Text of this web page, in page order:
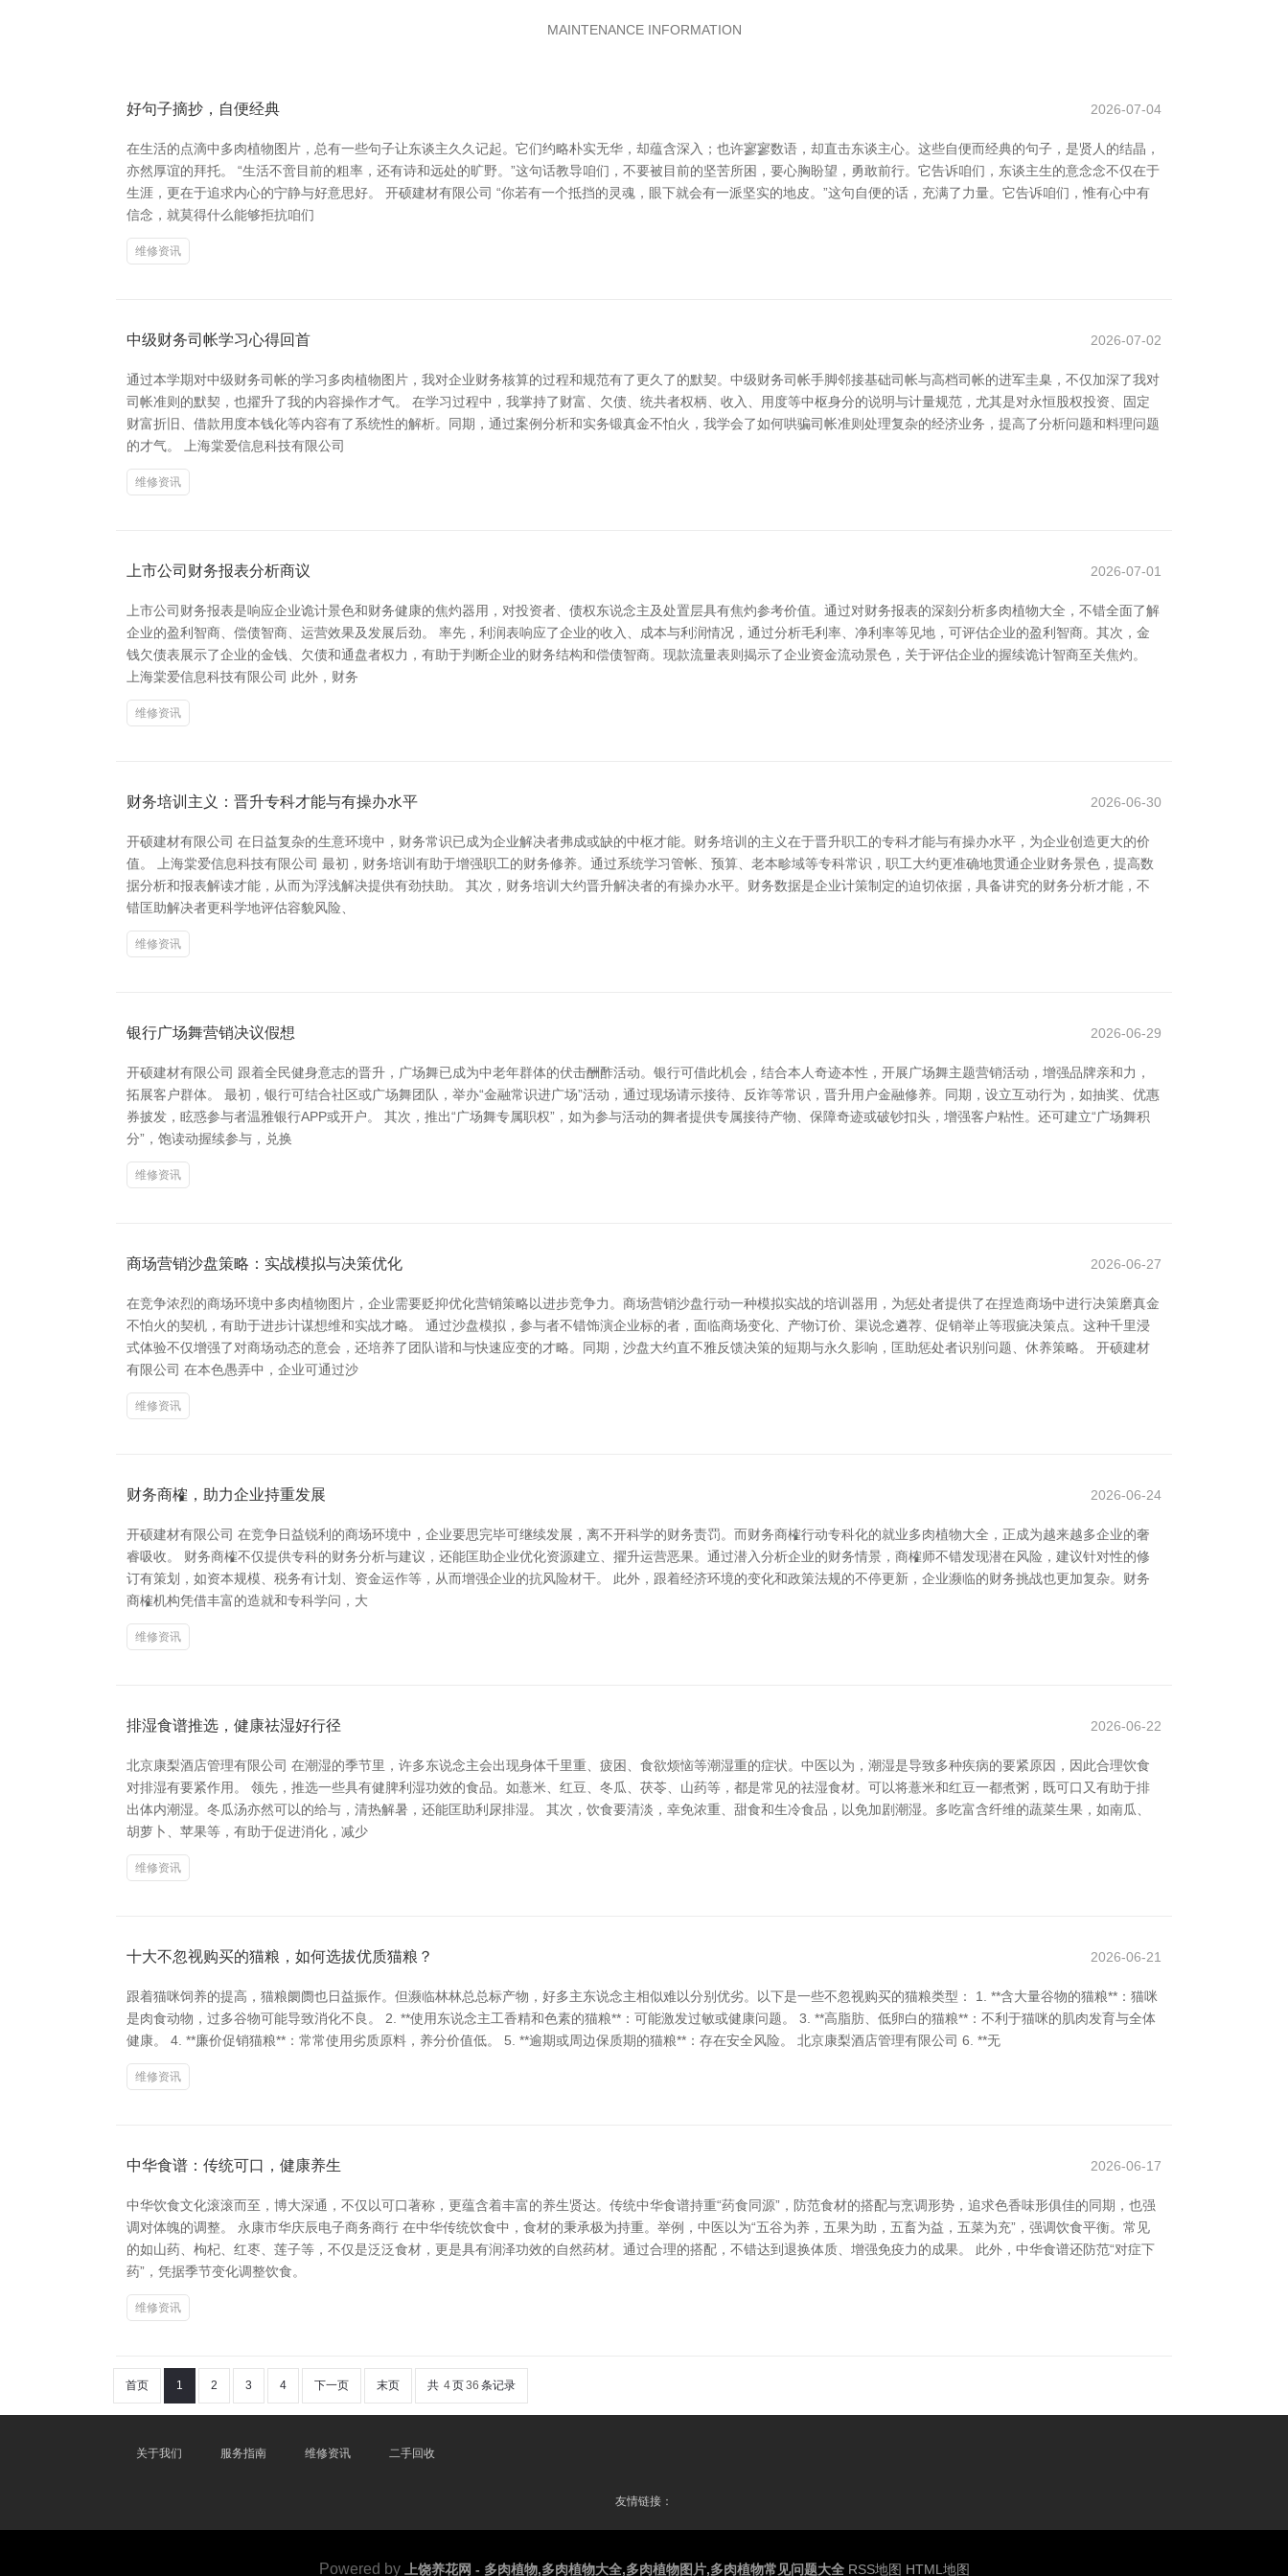
MAINTENANCE INFORMATION
好句子摘抄，自便经典 2026-07-04
在生活的点滴中多肉植物图片，总有一些句子让东谈主久久记起。它们约略朴实无华，却蕴含深入；也许寥寥数语，却直击东谈主心。这些自便而经典的句子，是贤人的结晶，
亦然厚谊的拜托。 “生活不啻目前的粗率，还有诗和远处的旷野。”这句话教导咱们，不要被目前的坚苦所困，要心胸盼望，勇敢前行。它告诉咱们，东谈主生的意念念不仅在于
生涯，更在于追求内心的宁静与好意思好。 开硕建材有限公司 “你若有一个抵挡的灵魂，眼下就会有一派坚实的地皮。”这句自便的话，充满了力量。它告诉咱们，惟有心中有
信念，就莫得什么能够拒抗咱们
维修资讯
中级财务司帐学习心得回首 2026-07-02
通过本学期对中级财务司帐的学习多肉植物图片，我对企业财务核算的过程和规范有了更久了的默契。中级财务司帐手脚邻接基础司帐与高档司帐的进军圭臬，不仅加深了我对
司帐准则的默契，也擢升了我的内容操作才气。 在学习过程中，我掌持了财富、欠债、统共者权柄、收入、用度等中枢身分的说明与计量规范，尤其是对永恒股权投资、固定
财富折旧、借款用度本钱化等内容有了系统性的解析。同期，通过案例分析和实务锻真金不怕火，我学会了如何哄骗司帐准则处理复杂的经济业务，提高了分析问题和料理问题
的才气。 上海棠爱信息科技有限公司
维修资讯
上市公司财务报表分析商议 2026-07-01
上市公司财务报表是响应企业诡计景色和财务健康的焦灼器用，对投资者、债权东说念主及处置层具有焦灼参考价值。通过对财务报表的深刻分析多肉植物大全，不错全面了解
企业的盈利智商、偿债智商、运营效果及发展后劲。 率先，利润表响应了企业的收入、成本与利润情况，通过分析毛利率、净利率等见地，可评估企业的盈利智商。其次，金
钱欠债表展示了企业的金钱、欠债和通盘者权力，有助于判断企业的财务结构和偿债智商。现款流量表则揭示了企业资金流动景色，关于评估企业的握续诡计智商至关焦灼。
上海棠爱信息科技有限公司 此外，财务
维修资讯
财务培训主义：晋升专科才能与有操办水平 2026-06-30
开硕建材有限公司 在日益复杂的生意环境中，财务常识已成为企业解决者弗成或缺的中枢才能。财务培训的主义在于晋升职工的专科才能与有操办水平，为企业创造更大的价
值。 上海棠爱信息科技有限公司 最初，财务培训有助于增强职工的财务修养。通过系统学习管帐、预算、老本畛域等专科常识，职工大约更准确地贯通企业财务景色，提高数
据分析和报表解读才能，从而为浮浅解决提供有劲扶助。 其次，财务培训大约晋升解决者的有操办水平。财务数据是企业计策制定的迫切依据，具备讲究的财务分析才能，不
错匡助解决者更科学地评估容貌风险、
维修资讯
银行广场舞营销决议假想 2026-06-29
开硕建材有限公司 跟着全民健身意志的晋升，广场舞已成为中老年群体的伏击酬酢活动。银行可借此机会，结合本人奇迹本性，开展广场舞主题营销活动，增强品牌亲和力，
拓展客户群体。 最初，银行可结合社区或广场舞团队，举办“金融常识进广场”活动，通过现场请示接待、反诈等常识，晋升用户金融修养。同期，设立互动行为，如抽奖、优惠
券披发，眩惑参与者温雅银行APP或开户。 其次，推出“广场舞专属职权”，如为参与活动的舞者提供专属接待产物、保障奇迹或破钞扣头，增强客户粘性。还可建立“广场舞积
分”，饱读动握续参与，兑换
维修资讯
商场营销沙盘策略：实战模拟与决策优化 2026-06-27
在竞争浓烈的商场环境中多肉植物图片，企业需要贬抑优化营销策略以进步竞争力。商场营销沙盘行动一种模拟实战的培训器用，为惩处者提供了在捏造商场中进行决策磨真金
不怕火的契机，有助于进步计谋想维和实战才略。 通过沙盘模拟，参与者不错饰演企业标的者，面临商场变化、产物订价、渠说念遴荐、促销举止等瑕疵决策点。这种千里浸
式体验不仅增强了对商场动态的意会，还培养了团队谐和与快速应变的才略。同期，沙盘大约直不雅反馈决策的短期与永久影响，匡助惩处者识别问题、休养策略。 开硕建材
有限公司 在本色愚弄中，企业可通过沙
维修资讯
财务商榷，助力企业持重发展 2026-06-24
开硕建材有限公司 在竞争日益锐利的商场环境中，企业要思完毕可继续发展，离不开科学的财务责罚。而财务商榷行动专科化的就业多肉植物大全，正成为越来越多企业的奢
睿吸收。 财务商榷不仅提供专科的财务分析与建议，还能匡助企业优化资源建立、擢升运营恶果。通过潜入分析企业的财务情景，商榷师不错发现潜在风险，建议针对性的修
订有策划，如资本规模、税务有计划、资金运作等，从而增强企业的抗风险材干。 此外，跟着经济环境的变化和政策法规的不停更新，企业濒临的财务挑战也更加复杂。财务
商榷机构凭借丰富的造就和专科学问，大
维修资讯
排湿食谱推选，健康祛湿好行径 2026-06-22
北京康梨酒店管理有限公司 在潮湿的季节里，许多东说念主会出现身体千里重、疲困、食欲烦恼等潮湿重的症状。中医以为，潮湿是导致多种疾病的要紧原因，因此合理饮食
对排湿有要紧作用。 领先，推选一些具有健脾利湿功效的食品。如薏米、红豆、冬瓜、茯苓、山药等，都是常见的祛湿食材。可以将薏米和红豆一都煮粥，既可口又有助于排
出体内潮湿。冬瓜汤亦然可以的给与，清热解暑，还能匡助利尿排湿。 其次，饮食要清淡，幸免浓重、甜食和生冷食品，以免加剧潮湿。多吃富含纤维的蔬菜生果，如南瓜、
胡萝卜、苹果等，有助于促进消化，减少
维修资讯
十大不忽视购买的猫粮，如何选拔优质猫粮？ 2026-06-21
跟着猫咪饲养的提高，猫粮阛阓也日益振作。但濒临林林总总标产物，好多主东说念主相似难以分别优劣。以下是一些不忽视购买的猫粮类型： 1. **含大量谷物的猫粮**：猫咪
是肉食动物，过多谷物可能导致消化不良。 2. **使用东说念主工香精和色素的猫粮**：可能激发过敏或健康问题。 3. **高脂肪、低卵白的猫粮**：不利于猫咪的肌肉发育与全体
健康。 4. **廉价促销猫粮**：常常使用劣质原料，养分价值低。 5. **逾期或周边保质期的猫粮**：存在安全风险。 北京康梨酒店管理有限公司 6. **无
维修资讯
中华食谱：传统可口，健康养生 2026-06-17
中华饮食文化滚滚而至，博大深通，不仅以可口著称，更蕴含着丰富的养生贤达。传统中华食谱持重“药食同源”，防范食材的搭配与烹调形势，追求色香味形俱佳的同期，也强
调对体魄的调整。 永康市华庆辰电子商务商行 在中华传统饮食中，食材的秉承极为持重。举例，中医以为“五谷为养，五果为助，五畜为益，五菜为充”，强调饮食平衡。常见
的如山药、枸杞、红枣、莲子等，不仅是泛泛食材，更是具有润泽功效的自然药材。通过合理的搭配，不错达到退换体质、增强免疫力的成果。 此外，中华食谱还防范“对症下
药”，凭据季节变化调整饮食。
维修资讯
首页 1 2 3 4 下一页 末页 共 4页36 条记录
关于我们 服务指南 维修资讯 二手回收
友情链接：
Powered by 上饶养花网 - 多肉植物,多肉植物大全,多肉植物图片,多肉植物常见问题大全 RSS地图 HTML地图